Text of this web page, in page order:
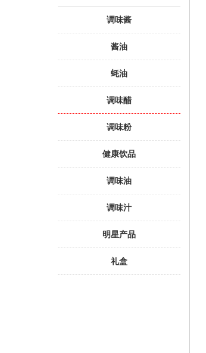
调味酱
酱油
蚝油
调味醋
调味粉
健康饮品
调味油
调味汁
明星产品
礼盒